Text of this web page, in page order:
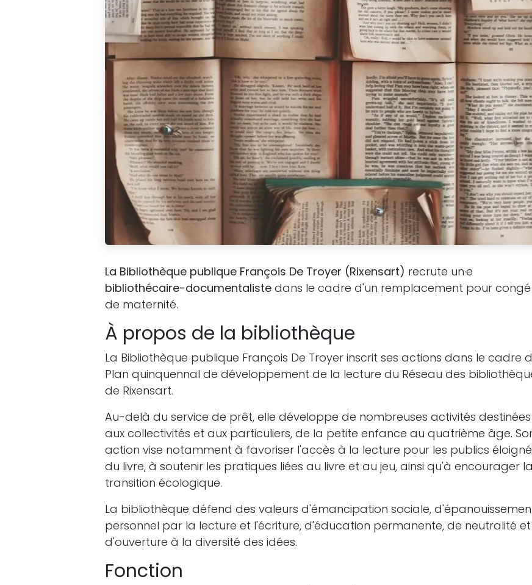
La Bibliothèque publique François De Troyer (Rixensart) recrute un·e
bibliothécaire-documentaliste dans le cadre d'un remplacement pour congé
de maternité.
À propos de la bibliothèque
La Bibliothèque publique François De Troyer inscrit ses actions dans le cadre
Plan quinquennal de développement de la lecture du Réseau des
de Rixensart.
Au-delà du service de prêt, elle développe de nombreuses activités destinées
aux collectivités et aux particuliers, de la petite enfance au quatrième âge.
action vise notamment à favoriser l'accès à la lecture pour les publics
du livre, à soutenir les pratiques liées au livre et au jeu, ainsi qu'à encourager la
transition écologique.
La bibliothèque défend des valeurs d'émancipation sociale,
personnel par la lecture et l'écriture, d'éducation permanente, de neutralité et
d'ouverture à la diversité des idées.
Fonction